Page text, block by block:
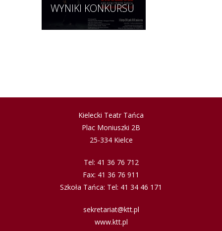
WYNIKI KONKURSU
Kielecki Teatr Tańca
Plac Moniuszki 2B
25-334 Kielce
Tel: 41 36 76 712
Fax: 41 36 76 911
Szkoła Tańca: Tel: 41 34 46 171
sekretariat@ktt.pl
www.ktt.pl